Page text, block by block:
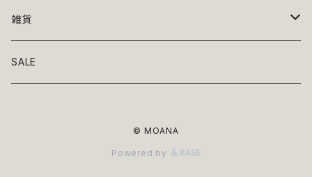
ニット
アロハ
ボトムス
ワンピース
ベッド
リード・首輪
雑貨
アート
SALE
© MOANA
Powered by